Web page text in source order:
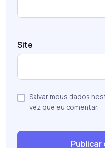
Site
Salvar meus dados
vez que eu comentar.